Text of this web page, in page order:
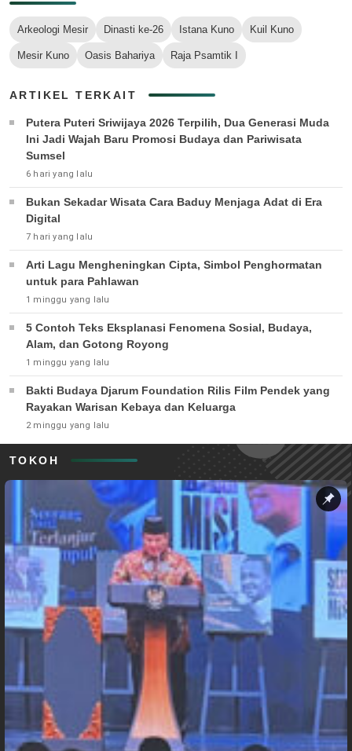
Arkeologi Mesir Dinasti ke-26 Istana Kuno Kuil Kuno
Mesir Kuno Oasis Bahariya Raja Psamtik I
ARTIKEL TERKAIT
Putera Puteri Sriwijaya 2026 Terpilih, Dua Generasi Muda
Ini Jadi Wajah Baru Promosi Budaya dan Pariwisata
Sumsel
6 hari yang lalu
Bukan Sekadar Wisata Cara Baduy Menjaga Adat di Era
Digital
7 hari yang lalu
Arti Lagu Mengheningkan Cipta, Simbol Penghormatan
untuk para Pahlawan
1 minggu yang lalu
5 Contoh Teks Eksplanasi Fenomena Sosial, Budaya,
Alam, dan Gotong Royong
1 minggu yang lalu
Bakti Budaya Djarum Foundation Rilis Film Pendek yang
Rayakan Warisan Kebaya dan Keluarga
2 minggu yang lalu
TOKOH